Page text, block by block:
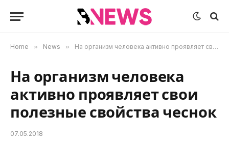
Home » News » На организм человека активно проявляет свои полезные свойства чеснок
На организм человека
активно проявляет свои
полезные свойства чеснок
07.05.2018